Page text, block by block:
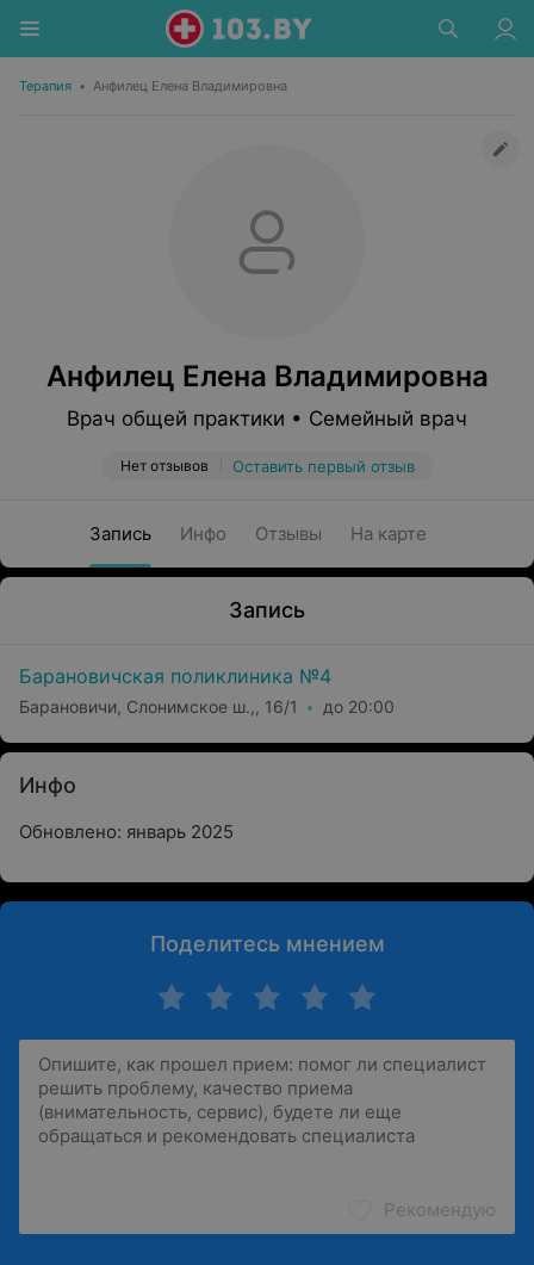
Терапия • Анфилец Елена Владимировна
Анфилец Елена Владимировна
Врач общей практики • Семейный врач
Нет отзывов Оставить первый отзыв
Запись Инфо Отзывы На карте
Запись
Барановичская поликлиника №4
Барановичи, Слонимское ш.,, 16/1 до 20:00
Инфо
Обновлено: январь 2025
Поделитесь мнением
Рекомендую